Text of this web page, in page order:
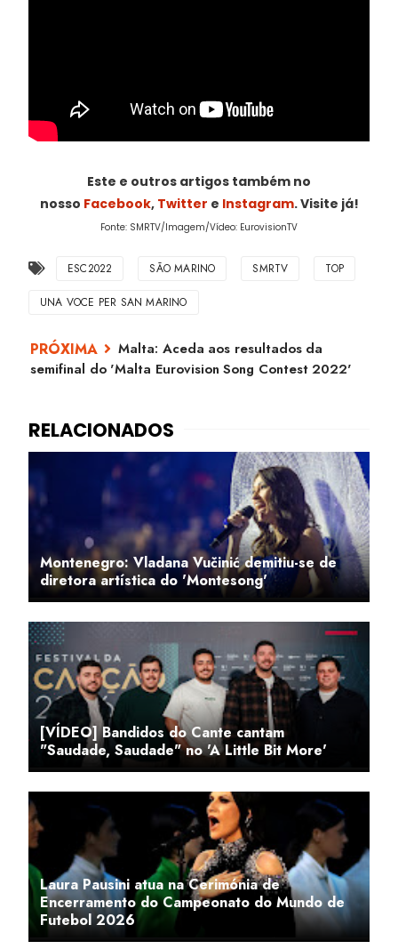
Este e outros artigos também no
nosso Facebook, Twitter e Instagram. Visite já!
Fonte: SMRTV/Imagem/Vídeo: EurovisionTV
ESC2022 SÃO MARINO SMRTV TOP
UNA VOCE PER SAN MARINO
Malta: Aceda aos resultados da
semifinal do 'Malta Eurovision Song Contest 2022'
Montenegro: Vladana Vučinić demitiu-se de
diretora artística do 'Montesong'
[VÍDEO] Bandidos do Cante cantam
"Saudade, Saudade" no 'A Little Bit More'
Laura Pausini atua na Cerimónia de
Encerramento do Campeonato do Mundo de
Futebol 2026